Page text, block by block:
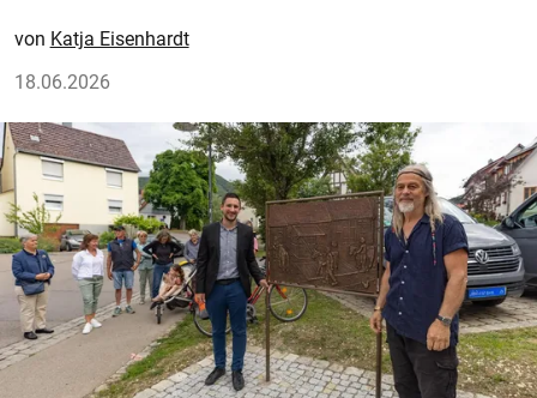
Katja Eisenhardt
18.06.2026